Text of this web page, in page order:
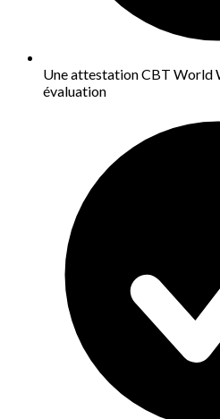
Une attestation CBT World
évaluation